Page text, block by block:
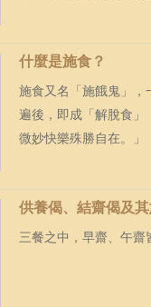
什麼是施食？
施食又名「施餓鬼」，
遍後，即成「解脫食」
微妙快樂殊勝自在。」
供養偈、結齋偈及
三餐之中，早齋、午